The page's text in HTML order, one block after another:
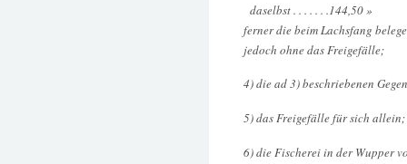
daselbst . . . . . . .144,50 »
ferner die beim Lachsfang
jedoch ohne das Freigefälle;
4) die ad 3) beschriebenen
5) das Freigefälle für sich allein;
6) die Fischerei in der Wupper